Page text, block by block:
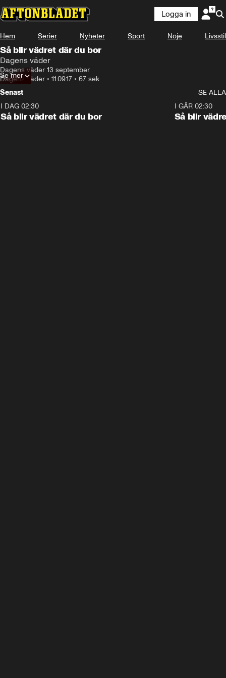
Logga in
Hem Serier Nyheter Sport Nöje Livsstil
Så blir vädret där du bor
Dagens väder
Dagens väder 13 september
Dagens väder • 11.09.17 • 67 sek
Se mer
Senast
SE ALLA
I DAG 02:30
Så blir vädret där du bor
I GÅR 02:30
Så blir